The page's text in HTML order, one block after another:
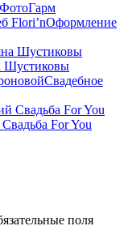
Оформление
Шустиковы
Свадебное
For You
поля